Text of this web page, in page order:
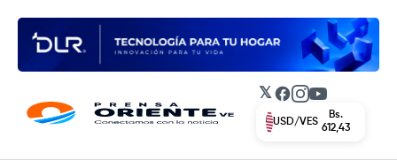
𝕏 Facebook
Instagram
YouTube
USD/VES
Bs.
612,43